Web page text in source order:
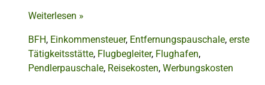
Weiterlesen »
BFH, Einkommensteuer, Entfernungspauschale, erste
Tätigkeitsstätte, Flugbegleiter, Flughafen,
Pendlerpauschale, Reisekosten, Werbungskosten